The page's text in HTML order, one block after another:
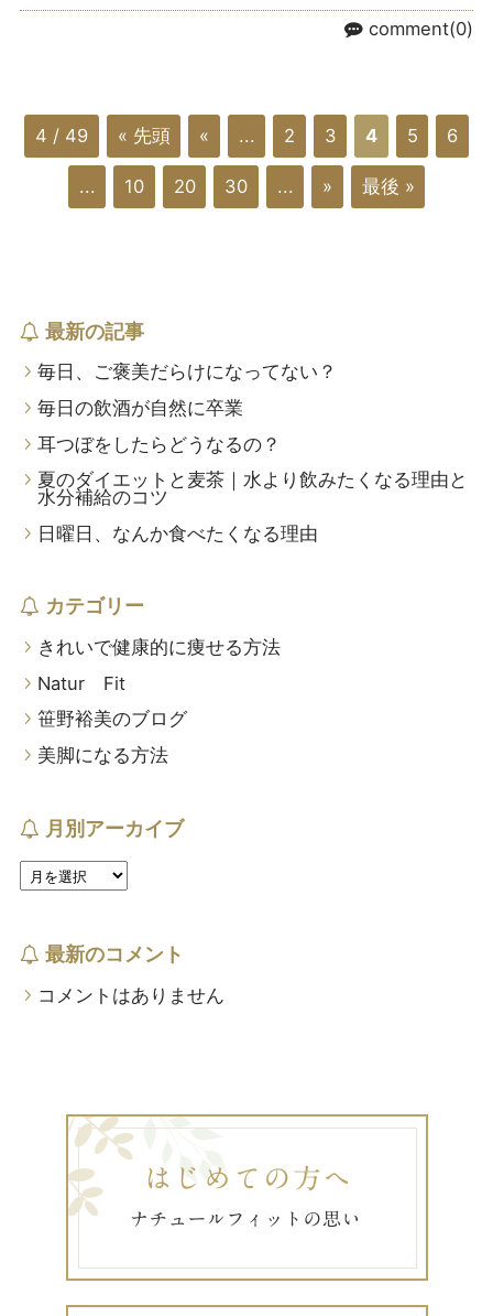
comment(0)
4 / 49 « 先頭 « ... 2 3 4 5 6
... 10 20 30 ... » 最後 »
最新の記事
毎日、ご褒美だらけになってない？
毎日の飲酒が自然に卒業
耳つぼをしたらどうなるの？
夏のダイエットと麦茶｜水より飲みたくなる理由と
水分補給のコツ
日曜日、なんか食べたくなる理由
カテゴリー
きれいで健康的に痩せる方法
Natur Fit
笹野裕美のブログ
美脚になる方法
月別アーカイブ
最新のコメント
コメントはありません